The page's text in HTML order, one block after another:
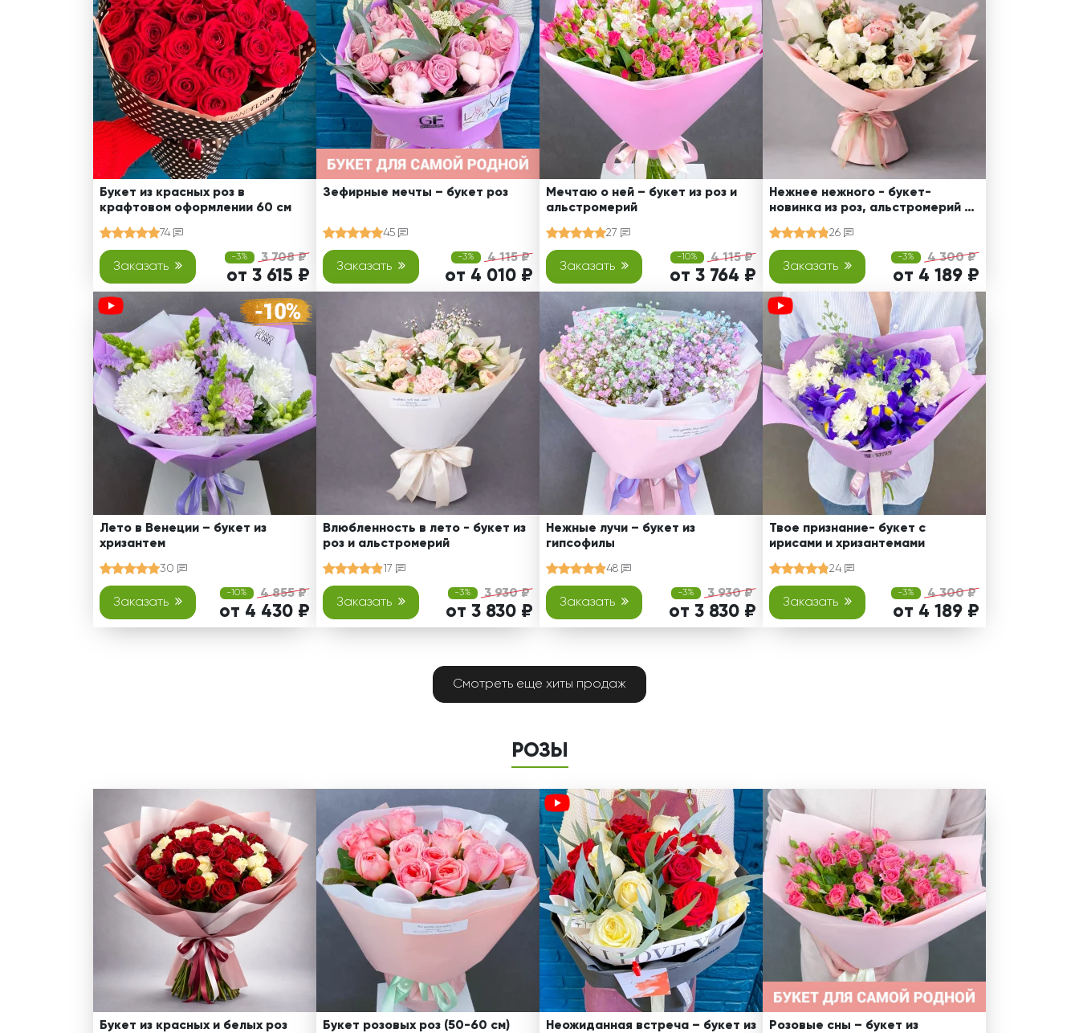
Розы поштучно
5 роз
7 роз
11 роз
15 роз
25 роз
51 роза
101 роза
Розы Гран-При
Корзины с розами
Кустовые розы
Миксы из роз
Сердца из роз
Монобукеты
Разноцветные
Эксклюзивные букеты
Смешанные
Хризантемы
Эустома
Свадьба
Свидание
Спасибо!
Юбилей
Подруге
Сестре
Брату
Врачу
Коллеге
Бабушке
Дедушке
Букет из красных роз в
крафтовом оформлении 60 см
74
Заказать
-3% 3 708 ₽
от 3 615 ₽
Зефирные мечты – букет роз
45
Заказать
-3% 4 115 ₽
от 4 010 ₽
Мечтаю о ней – букет из роз и
альстромерий
27
Заказать
-10% 4 115 ₽
от 3 764 ₽
Нежнее нежного - букет-
новинка из роз, альстромерий и
26
Заказать
-3% 4 300 ₽
от 4 189 ₽
Лето в Венеции – букет из
хризантем
30
Заказать
-10% 4 855 ₽
от 4 430 ₽
Влюбленность в лето - букет из
роз и альстромерий
17
Заказать
-3% 3 930 ₽
от 3 830 ₽
Нежные лучи – букет из
гипсофилы
48
Заказать
-3% 3 930 ₽
от 3 830 ₽
Твое признание- букет с
ирисами и хризантемами
24
Заказать
-3% 4 300 ₽
от 4 189 ₽
Смотреть еще хиты продаж
РОЗЫ
Букет из красных и белых роз
Букет розовых роз (50-60 см)
Неожиданная встреча – букет из
Розовые сны – букет из